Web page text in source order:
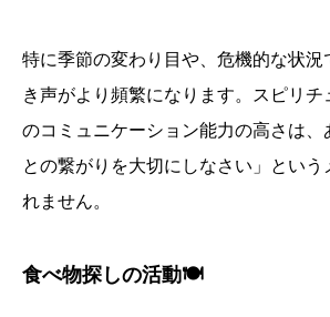
特に季節の変わり目や、危機的な状況
き声がより頻繁になります。スピリチ
のコミュニケーション能力の高さは、
との繋がりを大切にしなさい」という
れません。
食べ物探しの活動🍽️